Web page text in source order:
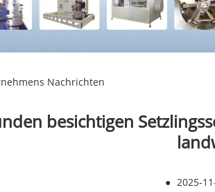
Nachrichten
besichtigen
● 2025-